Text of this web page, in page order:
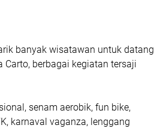
banyak wisatawan untuk datang
Carto, berbagai kegiatan tersaji
senam aerobik, fun bike,
karnaval vaganza, lenggang